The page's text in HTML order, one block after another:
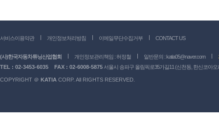
서비스이용약관 개인정보처리방침 이메일무단수집거부 CONTACT US
(사)한국자동차튜닝산업협회 개인정보관리책임 : 허정철 일반문의 :katia05@naver.com
TEL : 02-3453-6035
FAX : 02-6008-5875 서울시 송파구 올림픽로35가길11 (신천동, 한신코아오
COPYRIGHT ＠ KATIA CORP. All RIGHTS RESERVED.